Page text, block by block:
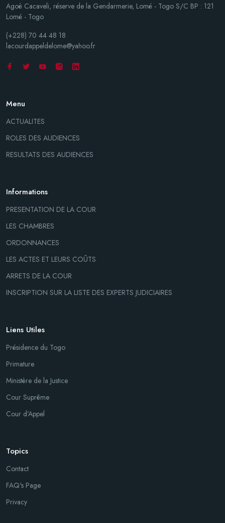
Agoè Cacaveli, réserve de la Gendarmerie, Lomé - Togo S/C BP : 121
Lomé - Togo
(+228) 70 44 48 18
lacourdappeldelome@yahoo.fr
Menu
ACTUALITES
ROLES DES AUDIENCES
RESULTATS DES AUDIENCES
Informations
PRESENTATION DE LA COUR
LES CHAMBRES
ORDONNANCES
LES ACTES ET LEURS COÛTS
ARRETS DE LA COUR
INSCRIPTION SUR LA LISTE DES EXPERTS JUDICIAIRES
Liens Utiles
Présidence du Togo
Primature
Ministère de la Justice
Cour Suprême
Cour d’Appel
Topics
Contact
FAQ's Page
Privacy